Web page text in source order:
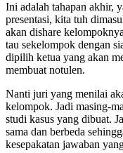
Ini adalah tahapan akhir,
presentasi, kita tuh
akan dishare
tau sekelompok dengan
dipilih ketua yang akan
membuat notulen.
Nanti juri yang menilai
kelompok. Jadi masing-
studi kasus yang dibuat.
sama dan berbeda
kesepakatan jawaban